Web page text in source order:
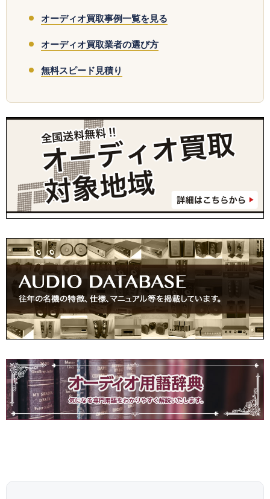
オーディオ買取事例一覧を見る
オーディオ買取業者の選び方
無料スピード見積り